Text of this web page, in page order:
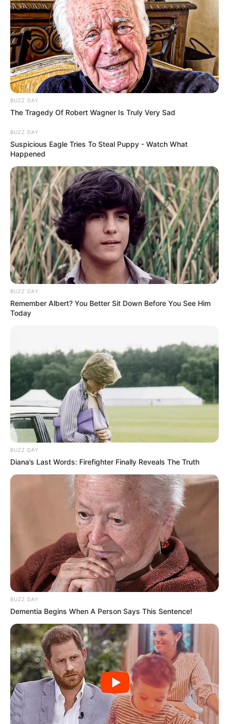
(foto: shelterness)
6. Perpustakaan mini sekaligus jadi tempat membaca
buku, bisa jadi tempat ternyaman yang ada di rumah
(foto: shelterness)
7. Tak hanya perpustakaan, tapi juga bisa jadi tempat
untuk minum teh bersama keluarga, sore hari terasa
lebih hangat
BUZZ DAY
The Tragedy Of Robert Wagner Is Truly Very Sad
BUZZ DAY
Suspicious Eagle Tries To Steal Puppy - Watch What
Happened
BUZZ DAY
Remember Albert? You Better Sit Down Before You See Him
Today
BUZZ DAY
Diana’s Last Words: Firefighter Finally Reveals The Truth
BUZZ DAY
Dementia Begins When A Person Says This Sentence!